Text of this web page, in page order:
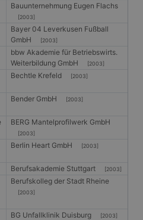
Bauunternehmung Eugen Flachs
[2003]
Bayer 04 Leverkusen Fußball
GmbH
[2003]
bbw Akademie für Betriebswirts.
Weiterbildung GmbH
[2003]
Bechtle Krefeld [2003]
Bender GmbH [2003]
BERG Mantelprofilwerk GmbH
[2003]
Berlin Heart GmbH [2003]
Berufsakademie Stuttgart [2003]
Berufskolleg der Stadt Rheine
[2003]
BG Unfallklinik Duisburg [2003]